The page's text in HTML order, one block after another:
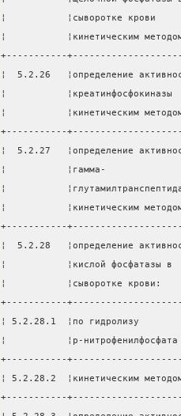
¦           ¦сыворотке
¦           ¦кинетическим
+-----------
¦  5.2.26   ¦определение
¦
¦           ¦кинетическим
+-----------
¦  5.2.27   ¦определение
¦           ¦гамма-
¦
¦           ¦кинетическим
+-----------
¦  5.2.28   ¦определение
¦           ¦кислой
¦           ¦сыворотке
+-----------
¦ 5.2.28.1  ¦по гидролизу
¦           ¦p-
+-----------
¦ 5.2.28.2  ¦кинетическим
+-----------